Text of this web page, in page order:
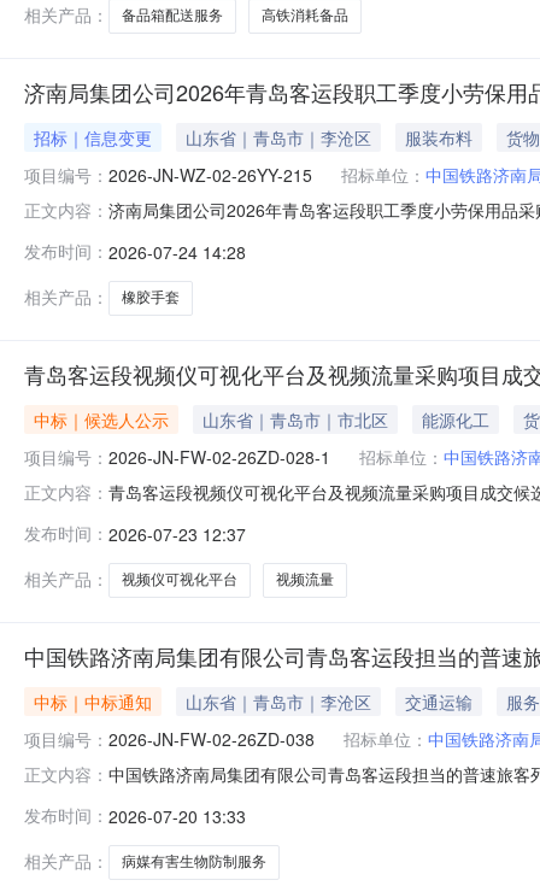
相关产品：
备品箱配送服务 高铁消耗备品
济南局集团公司2026年青岛客运段职工季度小劳保
招标｜信息变更 山东省｜青岛市｜李沧区 服装布料
货物
项目编号： 2026-JN-WZ-02-26YY-215 招标单位： 中国铁路济南
正文内容： 济南局集团公司2026年青岛客运段职工季度小劳保用品
JN-WZ-02-26YY-2154、变更事项及内容：4.1第一章及
发布时间： 2026-07-24 14:28
相关产品：
橡胶手套
青岛客运段视频仪可视化平台及视频流量采购项目成
中标｜候选人公示 山东省｜青岛市｜市北区 能源化工
项目编号： 2026-JN-FW-02-26ZD-028-1 招标单位： 中国铁路济
正文内容： 青岛客运段视频仪可视化平台及视频流量采购项目成交
公司11包2北京博文天润科技有限公司二、其他公示内容
求“（三）安全要求等保
发布时间： 2026-07-23 12:37
相关产品：
视频仪可视化平台 视频流量
中国铁路济南局集团有限公司青岛客运段担当的普
中标｜中标通知 山东省｜青岛市｜李沧区 交通运输
服务
项目编号： 2026-JN-FW-02-26ZD-038 招标单位： 中国铁路济南
正文内容： 中国铁路济南局集团有限公司青岛客运段担当的普速旅
1-青岛客运段担当的普速旅客列车在客整场、存放场停
地址：青岛市李沧
发布时间： 2026-07-20 13:33
相关产品：
病媒有害生物防制服务